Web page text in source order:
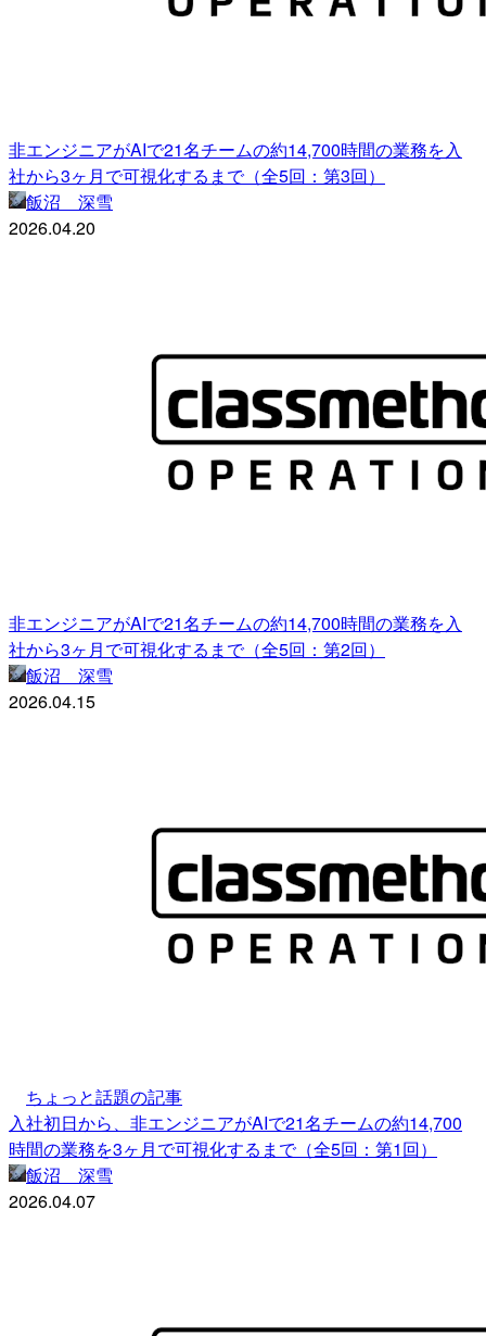
非エンジニアがAIで21名チームの約14,700時間の業務を入
社から3ヶ月で可視化するまで（全5回：第3回）
飯沼 深雪
2026.04.20
非エンジニアがAIで21名チームの約14,700時間の業務を入
社から3ヶ月で可視化するまで（全5回：第2回）
飯沼 深雪
2026.04.15
ちょっと話題の記事
入社初日から、非エンジニアがAIで21名チームの約14,700
時間の業務を3ヶ月で可視化するまで（全5回：第1回）
飯沼 深雪
2026.04.07